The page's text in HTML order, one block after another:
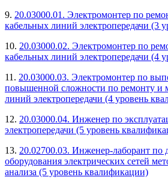
9. 20.03000.01. Электромонтер по
кабельных линий электропередачи (3
10. 20.03000.02. Электромонтер по
кабельных линий электропередачи (4
11. 20.03000.03. Электромонтер по
повышенной сложности по ремонту и
линий электропередачи (4 уровень
12. 20.03000.04. Инженер по
электропередачи (5 уровень
13. 20.02700.03. Инженер-лаборант по
оборудования электрических сетей
анализа (5 уровень квалификации)